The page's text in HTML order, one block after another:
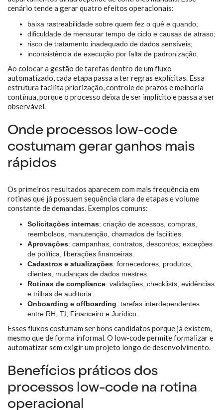
cenário tende a gerar quatro efeitos operacionais:
baixa rastreabilidade sobre quem fez o quê e quando;
dificuldade de mensurar tempo de ciclo e causas de atraso;
risco de tratamento inadequado de dados sensíveis;
inconsistência de execução por falta de padronização.
Ao colocar a gestão de tarefas dentro de um fluxo
automatizado, cada etapa passa a ter regras explícitas. Essa
estrutura facilita priorização, controle de prazos e melhoria
contínua, porque o processo deixa de ser implícito e passa a ser
observável.
Onde processos low-code
costumam gerar ganhos mais
rápidos
Os primeiros resultados aparecem com mais frequência em
rotinas que já possuem sequência clara de etapas e volume
constante de demandas. Exemplos comuns:
Solicitações internas: criação de acessos, compras,
reembolsos, manutenção, chamados de facilities.
Aprovações: campanhas, contratos, descontos, exceções
de política, liberações financeiras.
Cadastros e atualizações: fornecedores, produtos,
clientes, mudanças de dados mestres.
Rotinas de compliance: validações, checklists, evidências
e trilhas de auditoria.
Onboarding e offboarding: tarefas interdependentes
entre RH, TI, Financeiro e Jurídico.
Esses fluxos costumam ser bons candidatos porque já existem,
mesmo que de forma informal. O low-code permite formalizar e
automatizar sem exigir um projeto longo de desenvolvimento.
Benefícios práticos dos
processos low-code na rotina
operacional